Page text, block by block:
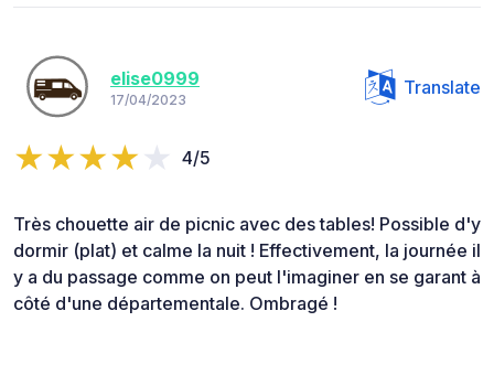
elise0999
17/04/2023
Translate
4/5
Très chouette air de picnic avec des tables! Possible d'y
dormir (plat) et calme la nuit ! Effectivement, la journée il
y a du passage comme on peut l'imaginer en se garant à
côté d'une départementale. Ombragé !